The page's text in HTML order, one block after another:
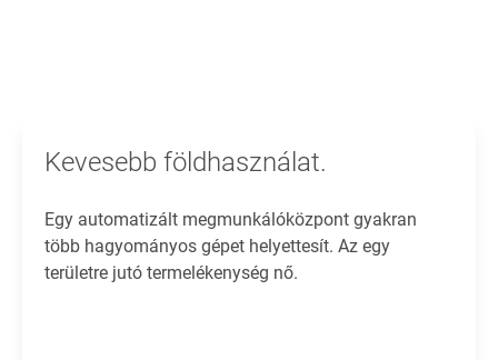
Kevesebb földhasználat.
Egy automatizált megmunkálóközpont gyakran
több hagyományos gépet helyettesít. Az egy
területre jutó termelékenység nő.